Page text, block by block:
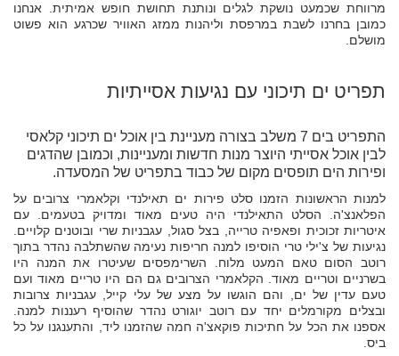
מרווחת שכמעט נושקת לגלים ונותנת תחושת חופש אמיתית. אנחנו
כמובן בחרנו לשבת במרפסת וליהנות ממזג האוויר שכרגע הוא פשוט
מושלם.
תפריט ים תיכוני עם נגיעות אסייתיות
התפריט בים 7 משלב בצורה מעניינת בין אוכל ים תיכוני קלאסי
לבין אוכל אסייתי היוצר מנות חדשות ומעניינות, וכמובן שהדגים
ופירות הים תופסים מקום של כבוד בתפריט של המסעדה.
למנות הראשונות הזמנו סלט פירות ים תאילנדי וקלאמרי צרובים על
הפלאנצ'ה. הסלט התאילנדי היה טעים מאוד ומדויק בטעמים. עם
איטריות זכוכית ופאפיה טרייה, בצל סגול, עגבניות שרי ובוטנים קלויים.
נגיעות של צ'ילי טרי הוסיפו למנה חריפות נעימה שהשתלבה נהדר בתוך
רוטב הסום טאם המעט מלוח. השרימפסים שעיטרו את המנה היו
בשרניים וטריים מאוד. הקלאמרי הצרובים גם הם היו טריים מאוד ועם
טעם עדין של ים, והם הוגשו על מצע של עלי קייל, עגבניות צרובות
ובצלים מקורמלים יחד עם רוטב יוגורט נהדר שהוסיף רעננות למנה.
אספנו את הכל על חתיכות פוקאצ'ה חמה שהזמנו ליד, והתענגנו על כל
ביס.